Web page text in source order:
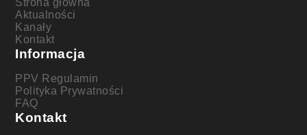
Aktualności
Kanały
Kontakt
Informacja
PPV Regulamin
Polityka Prywatności
FAQ
Kontakt